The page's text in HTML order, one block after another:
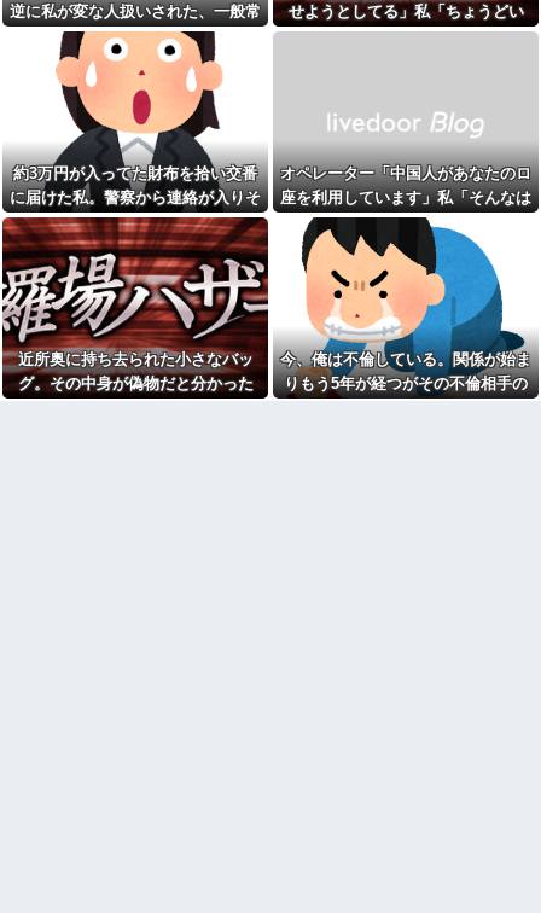
焼肉店でノンアルコールビー
ルを飲んだら2杯目で急性アルコ
ール中毒になった。それで警察
と保健所を巻き込む騒ぎに…
アラフィフ正社員の男性が若
い20代の可愛い女の子以外には
挨拶をしない
息子に『葵』と名付けたら、
初対面では必ず女の子だと思わ
れる。同じ名前でも避けられな
かった勘違いとは…
私が事故にあったとき、枕元
でトメと私の保険金の使い道に
ついて談笑してて愛情が冷め
た。トメと無職の僕ちゃんで生
きてけよ
親父「ストレス解消に踊る
ぞ！」通行人「変質者がい
る！」警察「署まで来てもらい
ます」→まさか川へ飛び込む騒
ぎになり…
【画像】ママ『息子が妊娠さ
せた女が30代だと知って卒倒し
る？！」←これw w w w w w w
「お姉ちゃんに嫌われちゃう
から秘密」新婦妹の無邪気な一
言で新郎のゲス行為が全バレ…
修羅場と化した式場は食事会に
変更され新郎は悲惨な末路へ←
警察に通報されてもおかしくな
いレベル
義実家「同居して自営業手伝
え！」タダ働きさせようとする
義両親に時給3000円・残業なし
等の「現実的条件」を提示した
ら、ブチギレられて絶句ｗｗ←
タダで働く嫁がいるわけないだ
ろ
逆に私が変な人扱いされた、一般常
識だと思ってたのに
せようとしてる」私「ちょうどい
い、その話利用するわ」→3日後に
約3万円が入ってた財布を拾い交番
に届けた私。警察から連絡が入りそ
の金が私のものになった結果...
オペレーター「中国人があなたのロ
座を利用しています」私「そんなは
ずない！」→Amazonで買い物をし
た後、とんでもない事態に…
近所奥に持ち去られた小さなバッ
グ。その中身が偽物だと分かった
今、俺は不倫している。関係が始ま
りもう5年が経つがその不倫相手の